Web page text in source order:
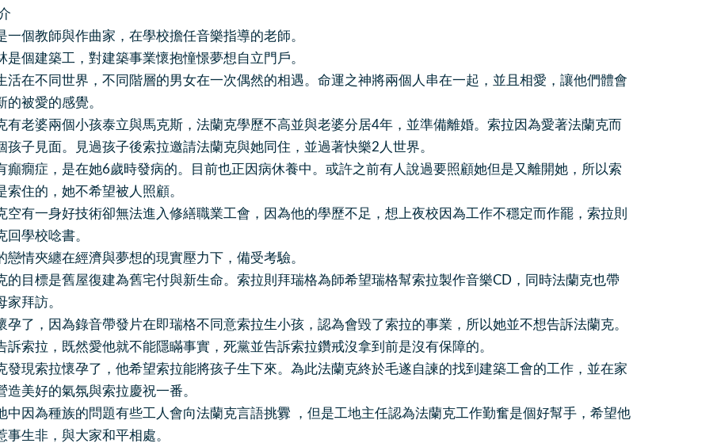
教師與作曲家，在學校擔任音樂指導的老師。
個建築工，對建築事業懷抱憧憬夢想自立門戶。
不同世界，不同階層的男女在一次偶然的相遇。命運之神將兩個人串在一起，並且相愛，讓他們體會
的被愛的感覺。
婆兩個小孩泰立與馬克斯，法蘭克學歷不高並與老婆分居4年，並準備離婚。索拉因為愛著法蘭克而
孩子見面。見過孩子後索拉邀請法蘭克與她同住，並過著快樂2人世界。
症，是在她6歲時發病的。目前也正因病休養中。或許之前有人說過要照顧她但是又離開她，所以索
索住的，她不希望被人照顧。
一身好技術卻無法進入修繕職業工會，因為他的學歷不足，想上夜校因為工作不穩定而作罷，索拉則
回學校唸書。
夾纏在經濟與夢想的現實壓力下，備受考驗。
標是舊屋復建為舊宅付與新生命。索拉則拜瑞格為師希望瑞格幫索拉製作音樂CD，同時法蘭克也帶
家拜訪。
，因為錄音帶發片在即瑞格不同意索拉生小孩，認為會毀了索拉的事業，所以她並不想告訴法蘭克。
訴索拉，既然愛他就不能隱瞞事實，死黨並告訴索拉鑽戒沒拿到前是沒有保障的。
索拉懷孕了，他希望索拉能將孩子生下來。為此法蘭克終於毛遂自諫的找到建築工會的工作，並在家
造美好的氣氛與索拉慶祝一番。
為種族的問題有些工人會向法蘭克言語挑釁 ，但是工地主任認為法蘭克工作勤奮是個好幫手，希望他
事生非，與大家和平相處。